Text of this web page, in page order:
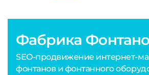
Фабрика
SEO-продвижение интернет-
фонтанов и фонтанного